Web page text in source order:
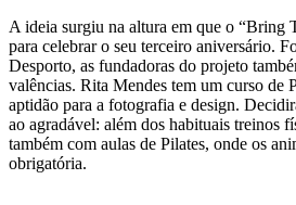
A ideia surgiu na altura em que o “Bring
para celebrar o seu terceiro aniversário.
Desporto, as fundadoras do projeto
valências. Rita Mendes tem um curso de
aptidão para a fotografia e design.
ao agradável: além dos habituais treinos
também com aulas de Pilates, onde os
obrigatória.